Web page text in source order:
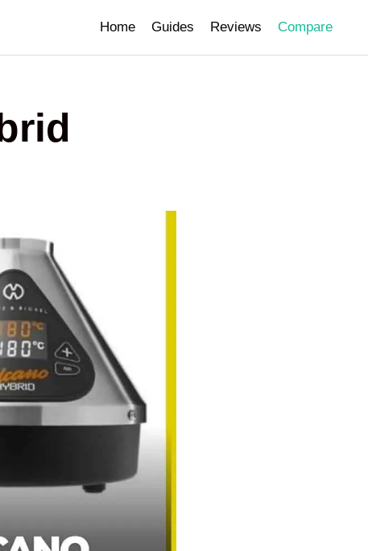
Home Guides Reviews Compare